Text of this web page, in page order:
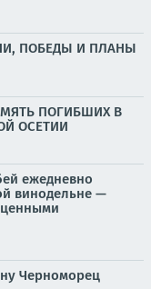
ПОБЕДЫ И ПЛАНЫ
ПОГИБШИХ В
ОСЕТИИ
ежедневно
винодельне —
Черноморец